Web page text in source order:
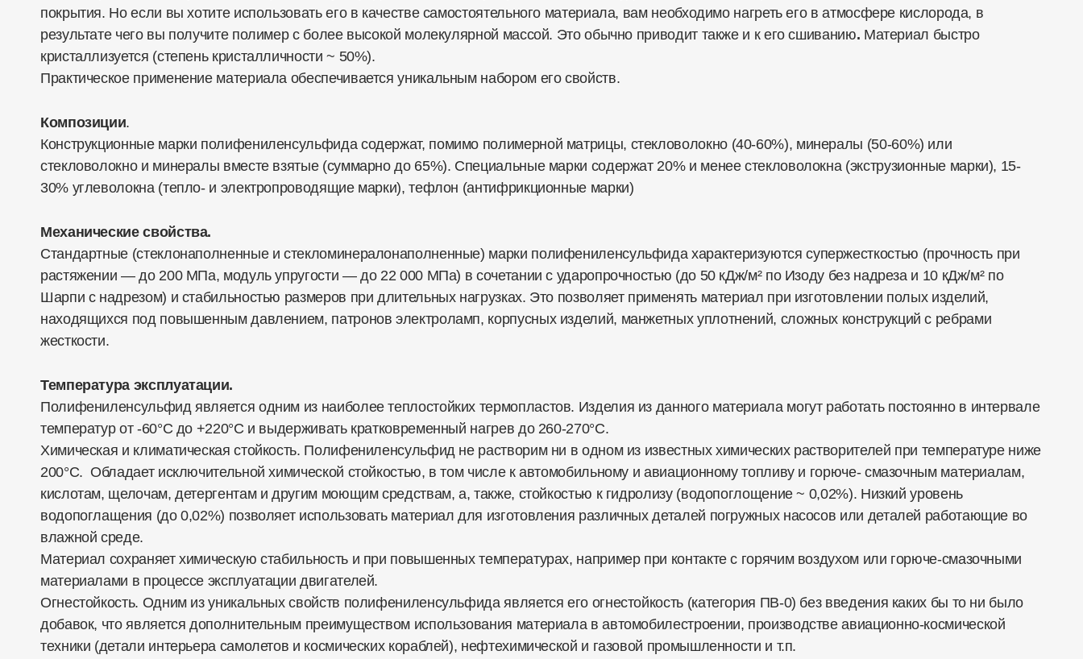
покрытия. Но если вы хотите использовать его в качестве самостоятельного материала, вам необходимо нагреть его в атмосфере кислорода, в
результате чего вы получите полимер с более высокой молекулярной массой. Это обычно приводит также и к его сшиванию. Материал быстро
кристаллизуется (степень кристалличности ~ 50%).
Практическое применение материала обеспечивается уникальным набором его свойств.
Композиции.
Конструкционные марки полифениленсульфида содержат, помимо полимерной матрицы, стекловолокно (40-60%), минералы (50-60%) или
стекловолокно и минералы вместе взятые (суммарно до 65%). Специальные марки содержат 20% и менее стекловолокна (экструзионные марки), 15-
30% углеволокна (тепло- и электропроводящие марки), тефлон (антифрикционные марки)
Механические свойства.
Стандартные (стеклонаполненные и стекломинералонаполненные) марки полифениленсульфида характеризуются супержесткостью (прочность при
растяжении — до 200 МПа, модуль упругости — до 22 000 МПа) в сочетании с ударопрочностью (до 50 кДж/м² по Изоду без надреза и 10 кДж/м² по
Шарпи с надрезом) и стабильностью размеров при длительных нагрузках. Это позволяет применять материал при изготовлении полых изделий,
находящихся под повышенным давлением, патронов электроламп, корпусных изделий, манжетных уплотнений, сложных конструкций с ребрами
жесткости.
Температура эксплуатации.
Полифениленсульфид является одним из наиболее теплостойких термопластов. Изделия из данного материала могут работать постоянно в интервале
температур от -60°C до +220°С и выдерживать кратковременный нагрев до 260-270°С.
Химическая и климатическая стойкость. Полифениленсульфид не растворим ни в одном из известных химических растворителей при температуре ниже
200°С. Обладает исключительной химической стойкостью, в том числе к автомобильному и авиационному топливу и горюче- смазочным материалам,
кислотам, щелочам, детергентам и другим моющим средствам, а, также, стойкостью к гидролизу (водопоглощение ~ 0,02%). Низкий уровень
водопоглащения (до 0,02%) позволяет использовать материал для изготовления различных деталей погружных насосов или деталей работающие во
влажной среде.
Материал сохраняет химическую стабильность и при повышенных температурах, например при контакте с горячим воздухом или горюче-смазочными
материалами в процессе эксплуатации двигателей.
Огнестойкость. Одним из уникальных свойств полифениленсульфида является его огнестойкость (категория ПВ-0) без введения каких бы то ни было
добавок, что является дополнительным преимуществом использования материала в автомобилестроении, производстве авиационно-космической
техники (детали интерьера самолетов и космических кораблей), нефтехимической и газовой промышленности и т.п.